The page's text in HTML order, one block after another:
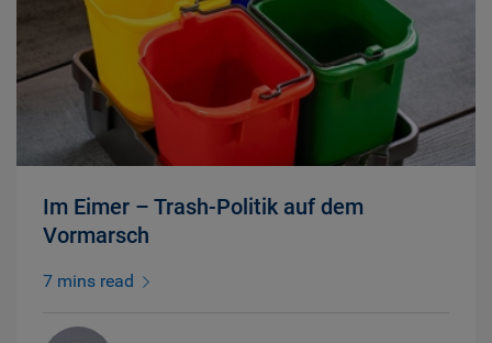
Im Eimer – Trash-Politik auf dem
Vormarsch
7 mins read